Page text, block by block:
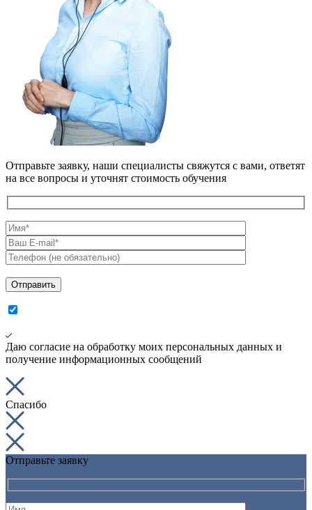
Отправьте заявку, наши специалисты свяжутся с вами, ответят
на все вопросы и уточнят стоимость обучения
Даю согласие на обработку моих персональных данных и
получение информационных сообщений
Спасибо
Отправьте заявку